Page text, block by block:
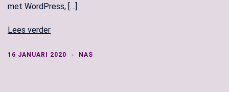
met WordPress, […]
Lees verder
16 JANUARI 2020 NAS